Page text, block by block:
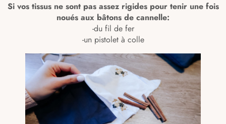
Si vos tissus ne sont pas assez rigides pour tenir une fois
noués aux bâtons de cannelle:
-du fil de fer
-un pistolet à colle